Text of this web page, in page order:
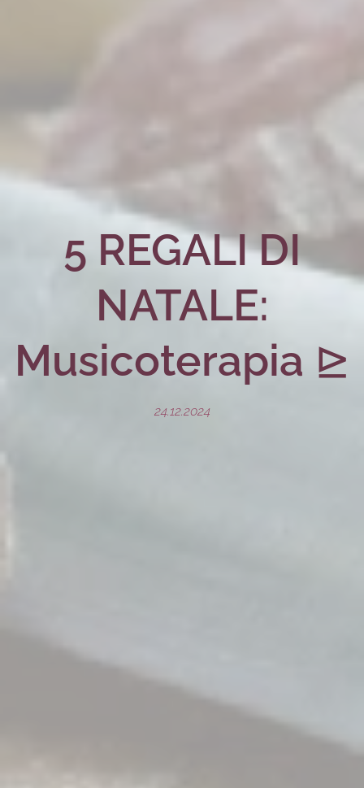
5 REGALI DI
NATALE:
Musicoterapia ⊵
24.12.2024